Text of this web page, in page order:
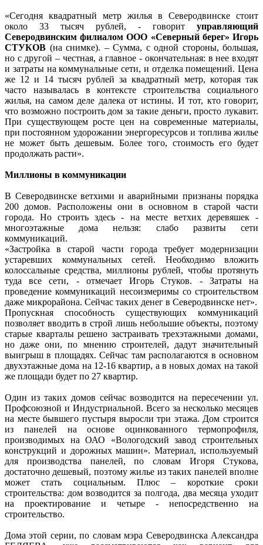
«Сегодня квадратный метр жилья в Северодвинске стоит
около 33 тысяч рублей, - говорит управляющий
Северодвинским филиалом ООО «Северный берег» Игорь
СТУКОВ (на снимке). – Сумма, с одной стороны, большая,
но с другой – честная, а главное - окончательная: в нее входят
и затраты на коммунальные сети, и отделка помещений. Цена
же 12 и 14 тысяч рублей за квадратный метр, которая так
часто называлась в контексте строительства социального
жилья, на самом деле далека от истины. И тот, кто говорит,
что возможно построить дом за такие деньги, просто лукавит.
При существующем росте цен на современные материалы,
при постоянном удорожании энергоресурсов и топлива жилье
не может быть дешевым. Более того, стоимость его будет
продолжать расти».
Миллионы в коммуникации
В Северодвинске ветхими и аварийными признаны порядка
200 домов. Расположены они в основном в старой части
города. Но строить здесь - на месте ветхих деревяшек -
многоэтажные дома нельзя: слабо развиты сети
коммуникаций.
«Застройка в старой части города требует модернизации
устаревших коммунальных сетей. Необходимо вложить
колоссальные средства, миллионы рублей, чтобы протянуть
туда все сети, - отмечает Игорь Стуков. - Затраты на
проведение коммуникаций несоизмеримы со строительством
даже микрорайона. Сейчас таких денег в Северодвинске нет».
Пропускная способность существующих коммуникаций
позволяет вводить в строй лишь небольшие объекты, поэтому
старые кварталы решено застраивать трехэтажными домами,
но даже они, по мнению строителей, дадут значительный
выигрыш в площадях. Сейчас там располагаются в основном
двухэтажные дома на 12-16 квартир, а в новых домах на такой
же площади будет по 27 квартир.
Один из таких домов сейчас возводится на пересечении ул.
Профсоюзной и Индустриальной. Всего за несколько месяцев
на месте бывшего пустыря выросли три этажа. Дом строится
из панелей на основе оцинкованного термопрофиля,
производимых на ОАО «Вологодский завод строительных
конструкций и дорожных машин». Материал, используемый
для производства панелей, по словам Игоря Стукова,
достаточно дешевый, поэтому жилье из таких панелей вполне
может стать социальным. Плюс – короткие сроки
строительства: дом возводится за полгода, два месяца уходит
на проектирование и четыре - непосредственно на
строительство.
Дома этой серии, по словам мэра Северодвинска Александра